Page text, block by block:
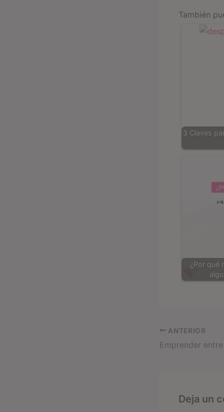
También
3 Claves
¿Por qué
ANTERIOR
Deja un